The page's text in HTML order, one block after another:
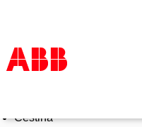
Products & Solutions
Čeština